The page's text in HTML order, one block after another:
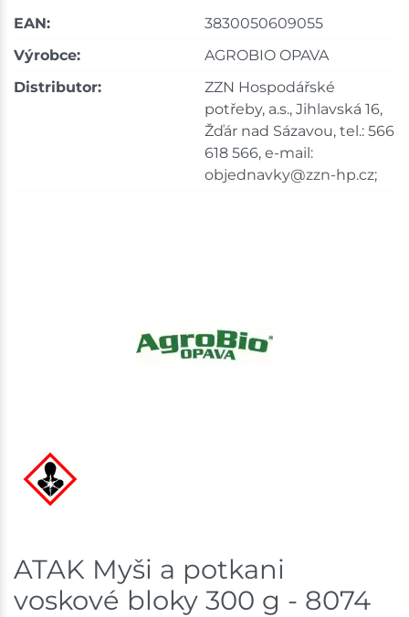
EAN:
3830050609055
Výrobce:
AGROBIO OPAVA
Distributor:
ZZN Hospodářské
potřeby, a.s., Jihlavská 16,
Žďár nad Sázavou, tel.: 566
618 566, e-mail:
objednavky@zzn-hp.cz;
ATAK Myši a potkani
voskové bloky 300 g - 8074